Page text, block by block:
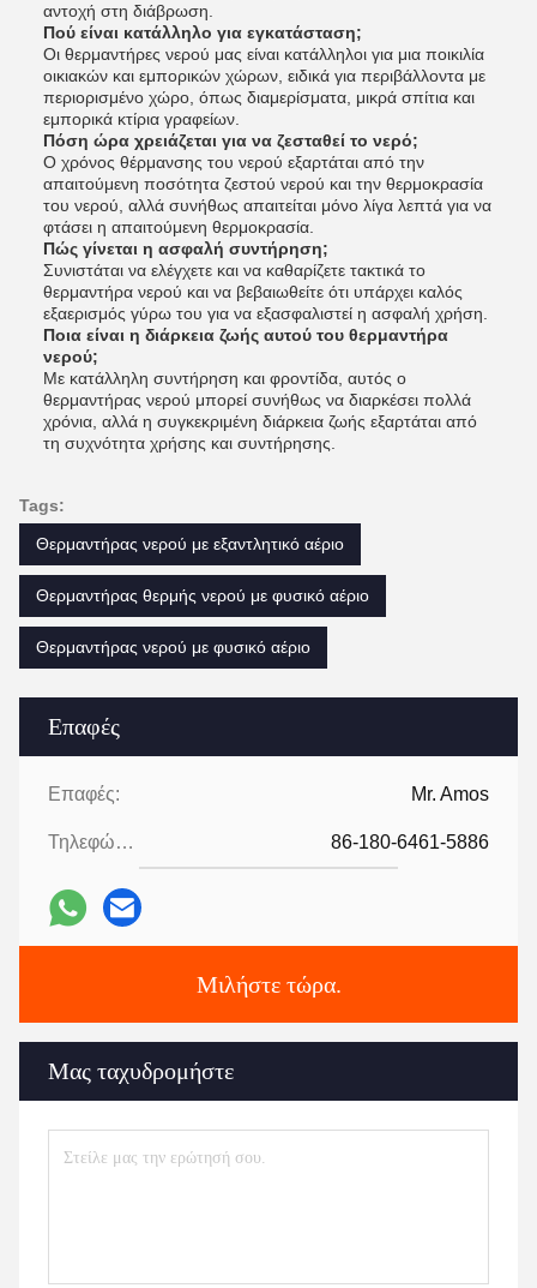
Επαφές
Επαφές: Mr. Amos
Τηλεφώνημα: 86-180-6461-5886
Μιλήστε τώρα.
Μας ταχυδρομήστε
αντοχή στη διάβρωση.
Πού είναι κατάλληλο για εγκατάσταση;
Οι θερμαντήρες νερού μας είναι κατάλληλοι για μια ποικιλία
οικιακών και εμπορικών χώρων, ειδικά για περιβάλλοντα με
περιορισμένο χώρο, όπως διαμερίσματα, μικρά σπίτια και
εμπορικά κτίρια γραφείων.
Πόση ώρα χρειάζεται για να ζεσταθεί το νερό;
Ο χρόνος θέρμανσης του νερού εξαρτάται από την
απαιτούμενη ποσότητα ζεστού νερού και την θερμοκρασία
του νερού, αλλά συνήθως απαιτείται μόνο λίγα λεπτά για να
φτάσει η απαιτούμενη θερμοκρασία.
Πώς γίνεται η ασφαλή συντήρηση;
Συνιστάται να ελέγχετε και να καθαρίζετε τακτικά το
θερμαντήρα νερού και να βεβαιωθείτε ότι υπάρχει καλός
εξαερισμός γύρω του για να εξασφαλιστεί η ασφαλή χρήση.
Ποια είναι η διάρκεια ζωής αυτού του θερμαντήρα
νερού;
Με κατάλληλη συντήρηση και φροντίδα, αυτός ο
θερμαντήρας νερού μπορεί συνήθως να διαρκέσει πολλά
χρόνια, αλλά η συγκεκριμένη διάρκεια ζωής εξαρτάται από
τη συχνότητα χρήσης και συντήρησης.
Tags:
Θερμαντήρας νερού με εξαντλητικό αέριο
Θερμαντήρας θερμής νερού με φυσικό αέριο
Θερμαντήρας νερού με φυσικό αέριο